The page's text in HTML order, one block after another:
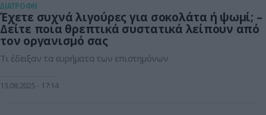
ΔΙΑΤΡΟΦΗ
Έχετε συχνά λιγούρες για σοκολάτα ή ψωμί; –
Δείτε ποια θρεπτικά συστατικά λείπουν από
τον οργανισμό σας
Τι έδειξαν τα ευρήματα των επιστημόνων
13.08.2025 17:14